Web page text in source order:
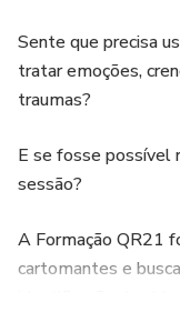
Sente que precisa
tratar emoções,
traumas?
E se fosse possível
sessão?
A Formação QR21
cartomantes e